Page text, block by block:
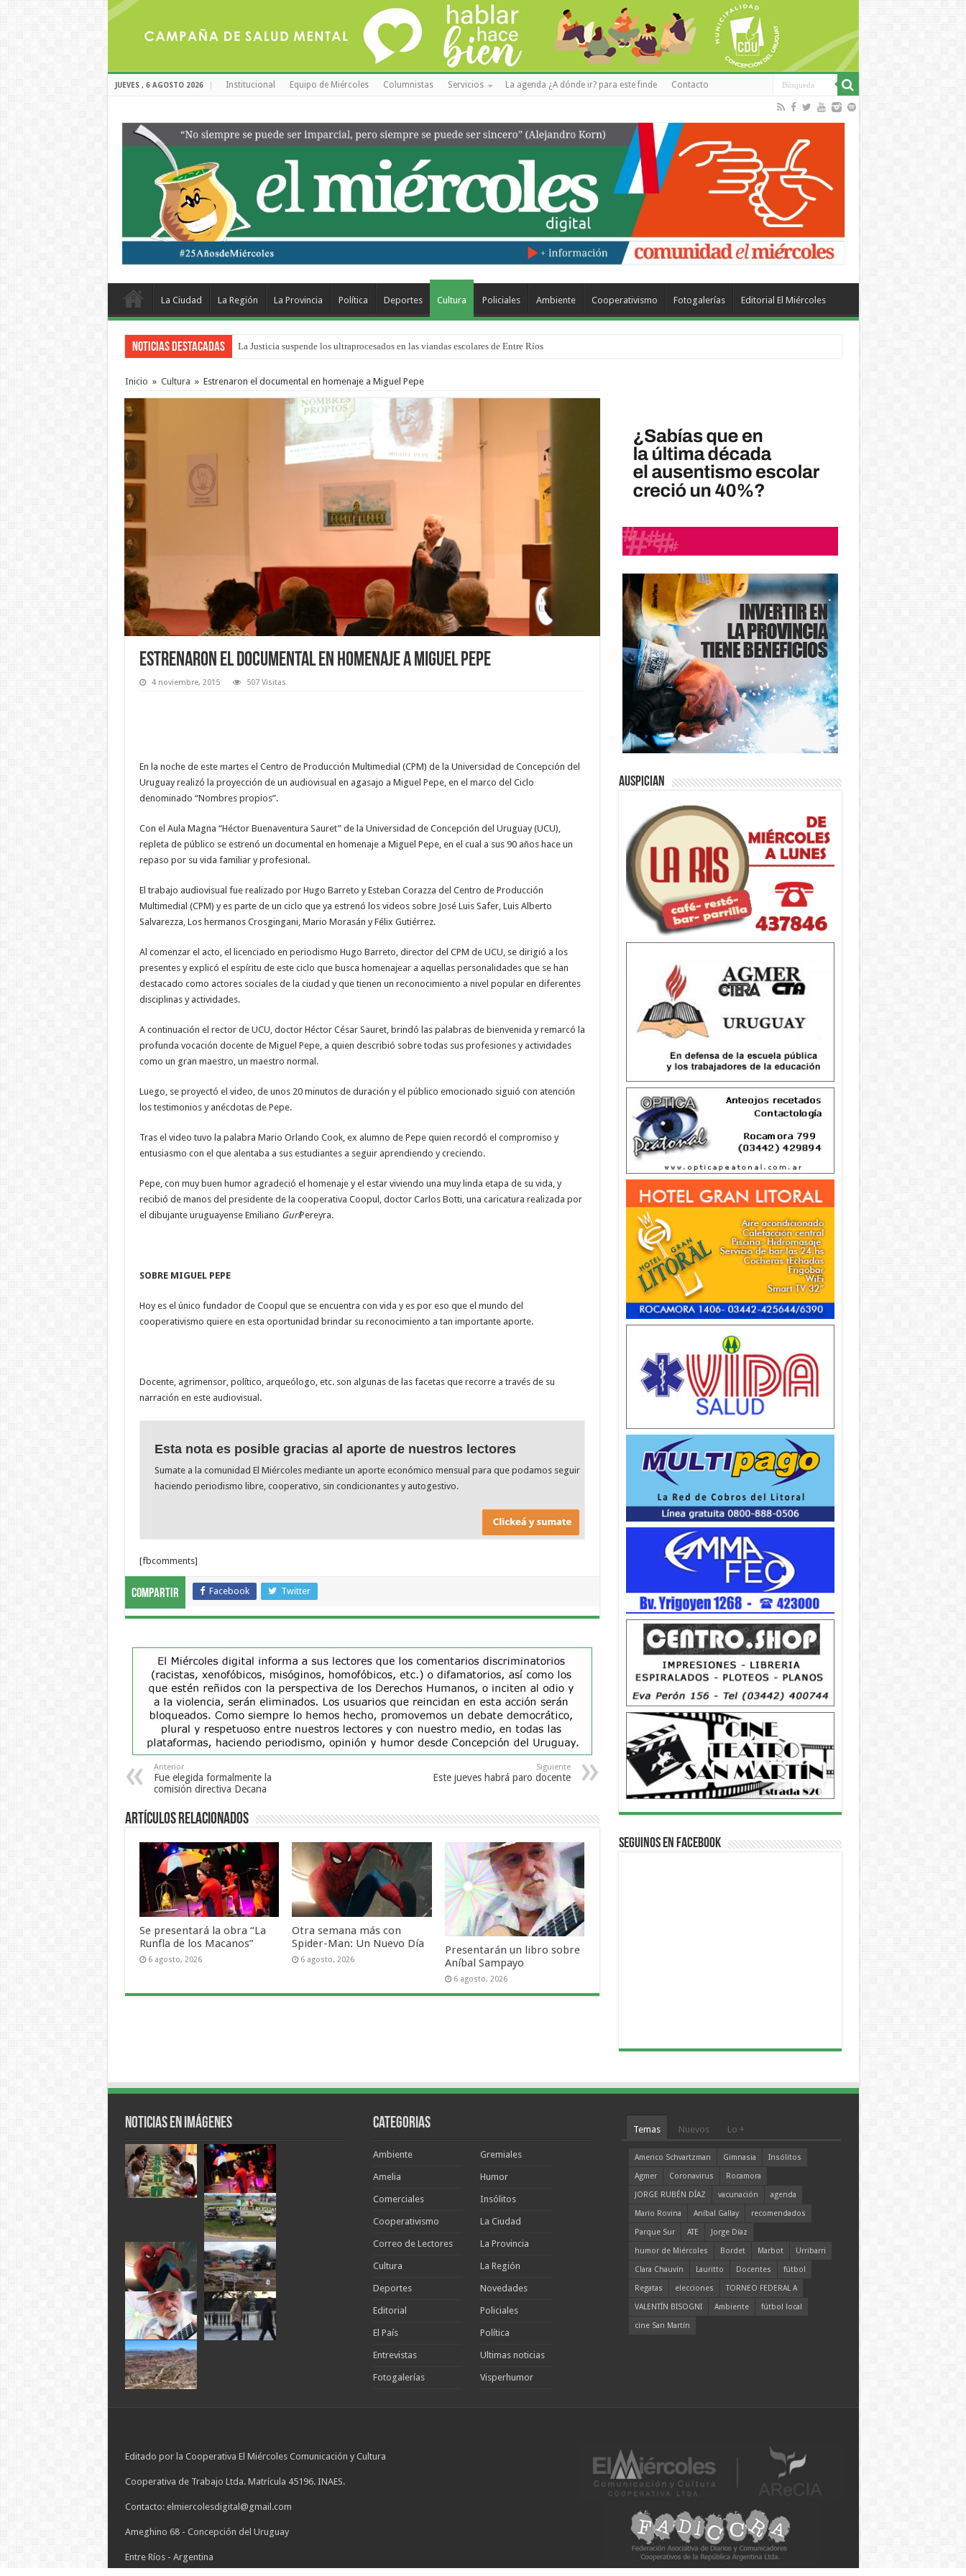
JUEVES , 6 AGOSTO 2026 Institucional Equipo de Miércoles Columnistas Servicios La agenda ¿A dónde ir? para este finde Contacto
La Ciudad La Región La Provincia Política Deportes Cultura Policiales Ambiente Cooperativismo Fotogalerías Editorial El Miércoles
Noticias Destacadas La Justicia suspende los ultraprocesados en las viandas escolares de Entre Ríos
Se presentará la obra “La Runfla de los Macanos”
Inicio » Cultura » Estrenaron el documental en homenaje a Miguel Pepe
Estrenaron el documental en homenaje a Miguel Pepe
4 noviembre, 2015 507 Visitas
En la noche de este martes el Centro de Producción Multimedial (CPM) de la Universidad de Concepción del
Uruguay realizó la proyección de un audiovisual en agasajo a Miguel Pepe, en el marco del Ciclo
denominado “Nombres propios”.
Con el Aula Magna “Héctor Buenaventura Sauret” de la Universidad de Concepción del Uruguay (UCU),
repleta de público se estrenó un documental en homenaje a Miguel Pepe, en el cual a sus 90 años hace un
repaso por su vida familiar y profesional.
El trabajo audiovisual fue realizado por Hugo Barreto y Esteban Corazza del Centro de Producción
Multimedial (CPM) y es parte de un ciclo que ya estrenó los videos sobre José Luis Safer, Luis Alberto
Salvarezza, Los hermanos Crosgingani, Mario Morasán y Félix Gutiérrez.
Al comenzar el acto, el licenciado en periodismo Hugo Barreto, director del CPM de UCU, se dirigió a los
presentes y explicó el espíritu de este ciclo que busca homenajear a aquellas personalidades que se han
destacado como actores sociales de la ciudad y que tienen un reconocimiento a nivel popular en diferentes
disciplinas y actividades.
A continuación el rector de UCU, doctor Héctor César Sauret, brindó las palabras de bienvenida y remarcó la
profunda vocación docente de Miguel Pepe, a quien describió sobre todas sus profesiones y actividades
como un gran maestro, un maestro normal.
Luego, se proyectó el video, de unos 20 minutos de duración y el público emocionado siguió con atención
los testimonios y anécdotas de Pepe.
Tras el video tuvo la palabra Mario Orlando Cook, ex alumno de Pepe quien recordó el compromiso y
entusiasmo con el que alentaba a sus estudiantes a seguir aprendiendo y creciendo.
Pepe, con muy buen humor agradeció el homenaje y el estar viviendo una muy linda etapa de su vida, y
recibió de manos del presidente de la cooperativa Coopul, doctor Carlos Botti, una caricatura realizada por
el dibujante uruguayense Emiliano GuríPereyra.
SOBRE MIGUEL PEPE
Hoy es el único fundador de Coopul que se encuentra con vida y es por eso que el mundo del
cooperativismo quiere en esta oportunidad brindar su reconocimiento a tan importante aporte.
Docente, agrimensor, político, arqueólogo, etc. son algunas de las facetas que recorre a través de su
narración en este audiovisual.
Esta nota es posible gracias al aporte de nuestros lectores
Sumate a la comunidad El Miércoles mediante un aporte económico mensual para que podamos seguir
haciendo periodismo libre, cooperativo, sin condicionantes y autogestivo.
[fbcomments]
Compartir Facebook Twitter
Anterior
Fue elegida formalmente la
comisión directiva Decana
Siguiente
Este jueves habrá paro docente
Artículos Relacionados
Se presentará la obra “La
Runfla de los Macanos”
6 agosto, 2026
Otra semana más con
Spider-Man: Un Nuevo Día
6 agosto, 2026
Presentarán un libro sobre
Aníbal Sampayo
6 agosto, 2026
Auspician
Seguinos en Facebook
Noticias en Imágenes Categorias
Ambiente
Amelia
Comerciales
Cooperativismo
Correo de Lectores
Cultura
Deportes
Editorial
El País
Entrevistas
Fotogalerías
Gremiales
Humor
Insólitos
La Ciudad
La Provincia
La Región
Novedades
Policiales
Política
Ultimas noticias
Visperhumor
Temas Nuevos Lo +
Americo Schvartzman Gimnasia
Insólitos
Agmer
Coronavirus
Rocamora
JORGE RUBÉN DÍAZ
vacunación
agenda
Mario Rovina
Aníbal Gallay
recomendados
Parque Sur
ATE
Jorge Díaz
humor de Miércoles
Bordet Marbot
Urribarri
Clara Chauvín
Lauritto Docentes
fútbol
Regatas
elecciones
TORNEO FEDERAL A
VALENTÍN BISOGNI
Ambiente
fútbol local
cine San Martín
Editado por la Cooperativa El Miércoles Comunicación y Cultura
Cooperativa de Trabajo Ltda. Matrícula 45196. INAES.
Contacto: elmiercolesdigital@gmail.com
Ameghino 68 - Concepción del Uruguay
Entre Ríos - Argentina